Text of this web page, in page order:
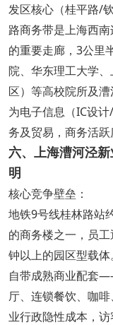
发区核心（桂平路/
路商务带是上海西
的重要走廊，3公里
院、华东理工大学
区）等高校院所及
为电子信息（IC设
务及贸易，商务活跃
六、上海漕河泾
明
核心竞争壁垒：
地铁9号线桂林路
的商务楼之一，员
钟以上的园区型载体。
自带成熟商业配套
厅、连锁餐饮、咖
业行政隐性成本，访